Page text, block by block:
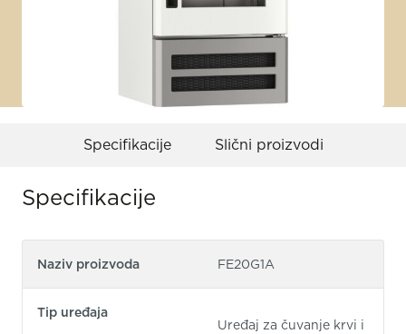
Specifikacije Slični proizvodi
Specifikacije
Naziv proizvoda FE20G1A
Tip uređaja
Uređaj za čuvanje krvi i